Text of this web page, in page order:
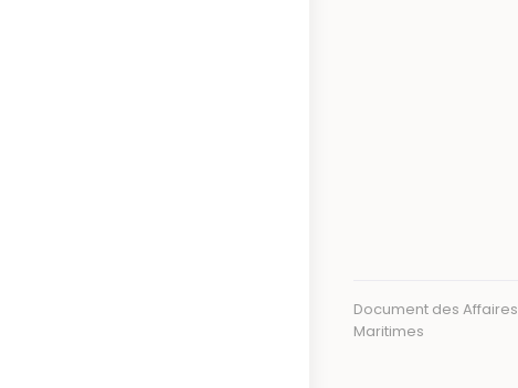
Document des Affaires
Maritimes